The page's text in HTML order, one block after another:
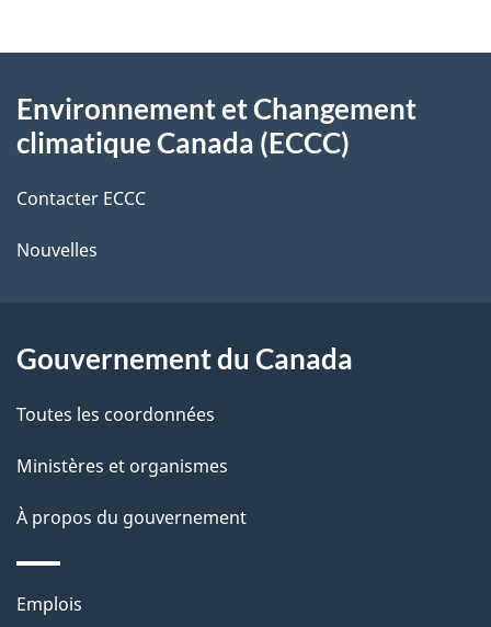
l
s
d
e
l
a
g
e
o
t
r
r
t
a
c
i
o
s
u
propos
ce
site
Environnement et Changement
climatique Canada (ECCC)
Contacter ECCC
Nouvelles
Gouvernement du Canada
Toutes les coordonnées
Ministères et organismes
À propos du gouvernement
Thèmes
Emplois